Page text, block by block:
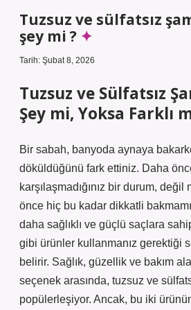
Tuzsuz ve sülfatsız
şey mi ?
Tarih: Şubat 8, 2026
Tuzsuz ve Sülfatsız
Şey mi, Yoksa Farklı
Bir sabah, banyoda aynaya
döküldüğünü fark ettiniz. Daha
karşılaşmadığınız bir durum,
önce hiç bu kadar dikkatli
daha sağlıklı ve güçlü saçlara
gibi ürünler kullanmanız gerektiği
belirir. Sağlık, güzellik ve bakım
seçenek arasında, tuzsuz ve
popülerleşiyor. Ancak, bu iki